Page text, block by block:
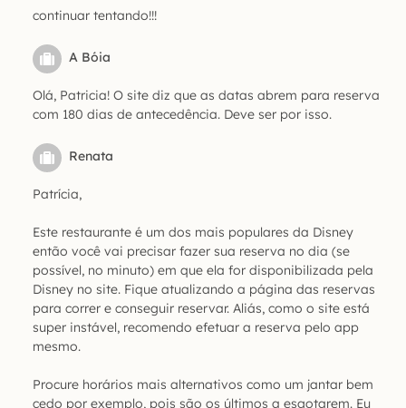
continuar tentando!!!
A Bóia
Olá, Patricia! O site diz que as datas abrem para reserva
com 180 dias de antecedência. Deve ser por isso.
Renata
Patrícia,
Este restaurante é um dos mais populares da Disney
então você vai precisar fazer sua reserva no dia (se
possível, no minuto) em que ela for disponibilizada pela
Disney no site. Fique atualizando a página das reservas
para correr e conseguir reservar. Aliás, como o site está
super instável, recomendo efetuar a reserva pelo app
mesmo.
Procure horários mais alternativos como um jantar bem
cedo por exemplo, pois são os últimos a esgotarem. Eu